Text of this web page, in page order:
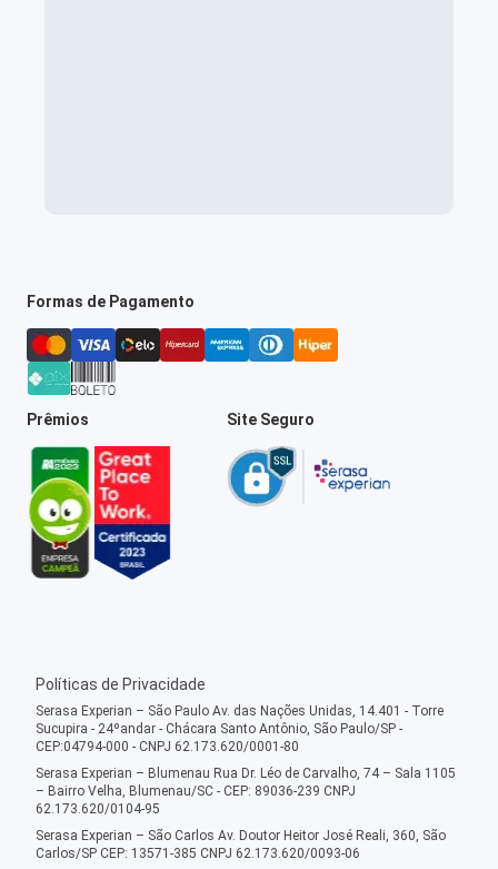
Formas de Pagamento
Prêmios Site Seguro
Políticas de Privacidade
Serasa Experian – São Paulo Av. das Nações Unidas, 14.401 - Torre
Sucupira - 24ºandar - Chácara Santo Antônio, São Paulo/SP -
CEP:04794-000 - CNPJ 62.173.620/0001-80
Serasa Experian – Blumenau Rua Dr. Léo de Carvalho, 74 – Sala 1105
– Bairro Velha, Blumenau/SC - CEP: 89036-239 CNPJ
62.173.620/0104-95
Serasa Experian – São Carlos Av. Doutor Heitor José Reali, 360, São
Carlos/SP CEP: 13571-385 CNPJ 62.173.620/0093-06